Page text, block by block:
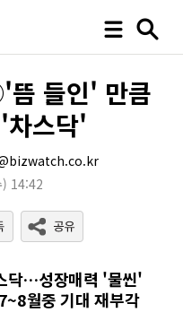
들인' 만큼
차스닥'
14:42
닥…성장매력 '물씬'
월중 기대 재부각